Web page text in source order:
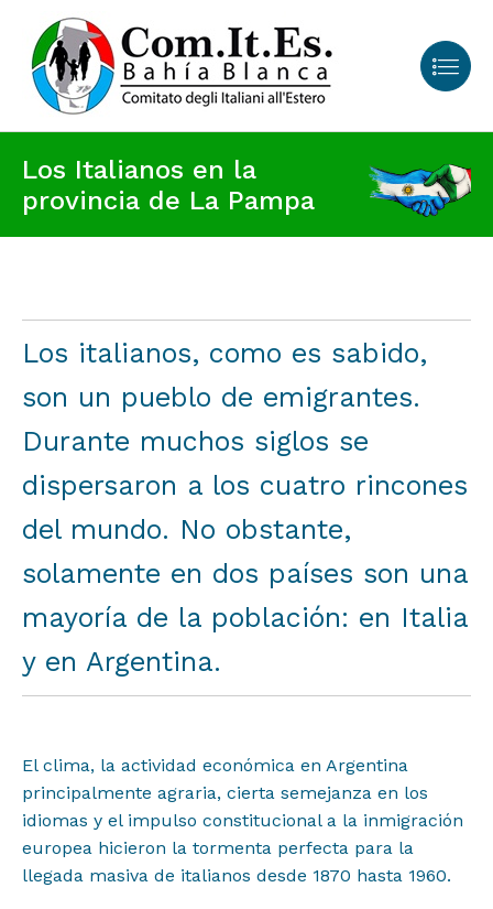
Los Italianos en la
provincia de La Pampa
Los italianos, como es sabido,
son un pueblo de emigrantes.
Durante muchos siglos se
dispersaron a los cuatro rincones
del mundo. No obstante,
solamente en dos países son una
mayoría de la población: en Italia
y en Argentina.
El clima, la actividad económica en Argentina
principalmente agraria, cierta semejanza en los
idiomas y el impulso constitucional a la inmigración
europea hicieron la tormenta perfecta para la
llegada masiva de italianos desde 1870 hasta 1960.